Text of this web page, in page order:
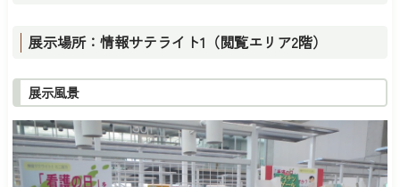
展示場所：情報サテライト1（閲覧エリア2階）
展示風景